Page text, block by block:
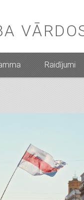
Raidījumi